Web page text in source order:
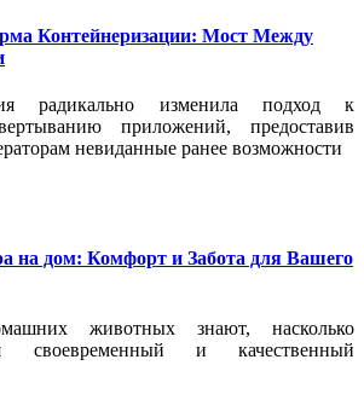
Контейнеризации: Мост Между
радикально изменила подход к
приложений, предоставив
невиданные ранее возможности
на дом: Комфорт и Забота для Вашего
животных знают, насколько
своевременный и качественный